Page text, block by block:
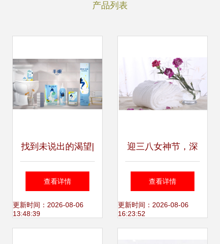
产品列表
找到未说出的渴望|
清扫Z世代的情绪
褶皱，家清新品牌
查看详情
更新时间：2026-08-06
13:48:39
迎三八女神节，深
圳礼品家居展妆点
靓丽——陶瓷展会
查看详情
更新时间：2026-08-06
16:23:52